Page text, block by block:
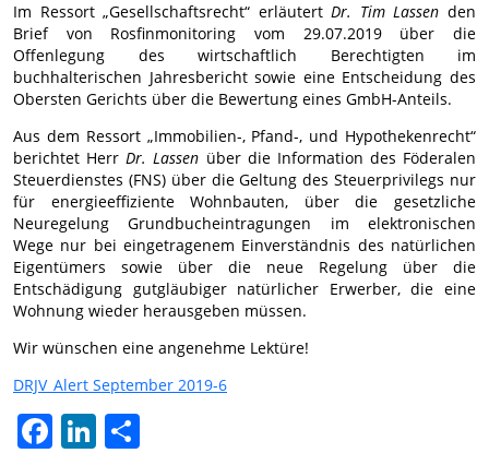
Im Ressort „Gesellschaftsrecht“ erläutertDr. Tim Lassen den
Brief von Rosfinmonitoring vom 29.07.2019 über die
Offenlegung des wirtschaftlich Berechtigten im
buchhalterischen Jahresbericht sowie eine Entscheidung des
Obersten Gerichts über die Bewertung eines GmbH-Anteils.
Aus dem Ressort „Immobilien-, Pfand-, und Hypothekenrecht“
berichtet HerrDr. Lassen über die Information des Föderalen
Steuerdienstes (FNS) über die Geltung des Steuerprivilegs nur
für energieeffiziente Wohnbauten, über die gesetzliche
Neuregelung Grundbucheintragungen im elektronischen
Wege nur bei eingetragenem Einverständnis des natürlichen
Eigentümers sowie über die neue Regelung über die
Entschädigung gutgläubiger natürlicher Erwerber, die eine
Wohnung wieder herausgeben müssen.
Wir wünschen eine angenehme Lektüre!
DRJV_Alert September 2019-6
FacebookLinkedIn